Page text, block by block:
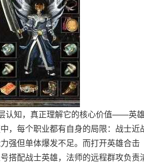
认知，真正理解它的核心价值——英
，每个职业都有自身的局限：战士近
强但单体爆发不足。而打开英雄合击
搭配战士英雄，法师的远程群攻负责